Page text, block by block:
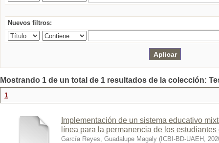
Nuevos filtros:
Mostrando 1 de un total de 1 resultados de la colección:
1
Implementación de un sistema educativo
línea para la permanencia de los
García Reyes, Guadalupe Magaly ( ICBI-BD-UAEH ,